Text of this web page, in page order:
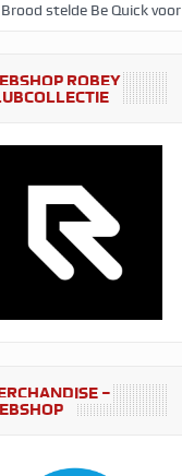
Quick voor als bandnaam
ROBEY
–